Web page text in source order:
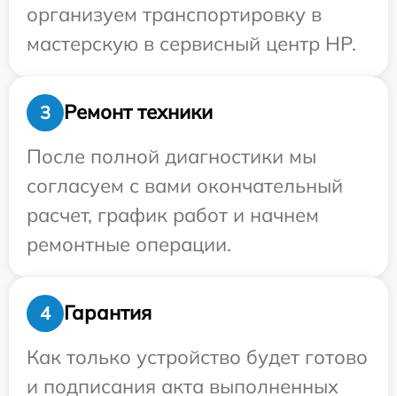
организуем транспортировку в
мастерскую в сервисный центр HP.
3
Ремонт техники
После полной диагностики мы
согласуем с вами окончательный
расчет, график работ и начнем
ремонтные операции.
4
Гарантия
Как только устройство будет готово
и подписания акта выполненных